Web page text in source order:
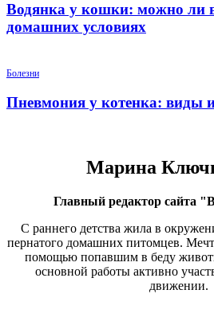
Водянка у кошки: можно ли
домашних условиях
Болезни
Пневмония у котенка: виды
Марина
Главный редактор сайта
С раннего детства жила в
пернатого домашних питомцев.
помощью попавшим в беду
основной работы активно
движении.